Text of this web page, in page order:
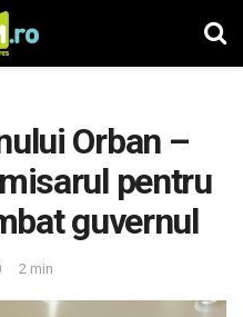
Orban –
pentru
guvernul
2 min